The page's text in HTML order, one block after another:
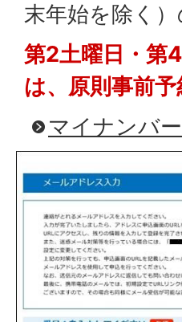
末年始を除く
第2土曜日・第
は、原則事前
マイナンバ